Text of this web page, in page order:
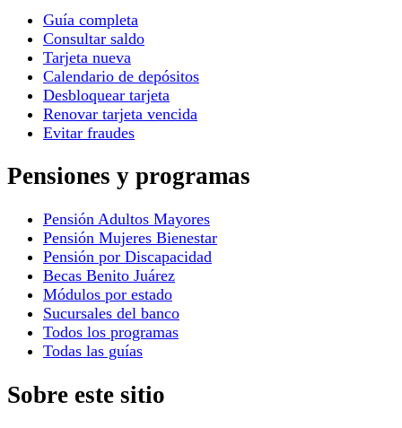
Guía completa
Consultar saldo
Tarjeta nueva
Calendario de depósitos
Desbloquear tarjeta
Renovar tarjeta vencida
Evitar fraudes
Pensiones y programas
Pensión Adultos Mayores
Pensión Mujeres Bienestar
Pensión por Discapacidad
Becas Benito Juárez
Módulos por estado
Sucursales del banco
Todos los programas
Todas las guías
Sobre este sitio